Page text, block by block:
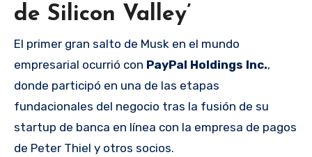
de Silicon Valley’
El primer gran salto de Musk en el mundo
empresarial ocurrió con PayPal Holdings Inc.,
donde participó en una de las etapas
fundacionales del negocio tras la fusión de su
startup de banca en línea con la empresa de pagos
de Peter Thiel y otros socios.